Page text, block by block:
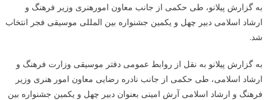
به گزارش پیلانو، طی حکمی از جانب معاون امورهنری وزیر فرهنگ و
ارشاد اسلامی دبیر چهل و یکمین جشنواره بین المللی موسیقی فجر انتخاب
شد.
به گزارش پیلانو به نقل از روابط عمومی دفتر موسیقی وزارت فرهنگ و
ارشاد اسلامی، طی حکمی از جانب نادره رضایی معاون امور هنری وزیر
فرهنگ و ارشاد اسلامی آرش امینی بعنوان دبیر چهل و یکمین جشنواره بین